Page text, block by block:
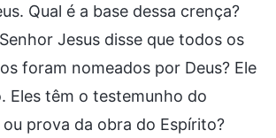
Qual é a base dessa crença?
Jesus disse que todos os
foram nomeados por Deus? Ele
Eles têm o testemunho do
prova da obra do Espírito?